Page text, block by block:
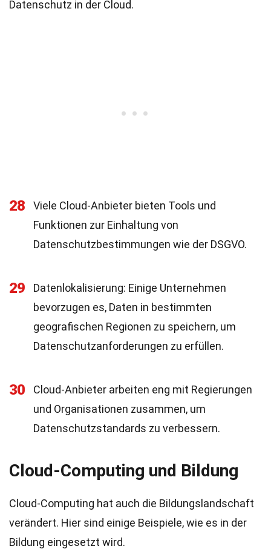
Datenschutz in der Cloud.
28
Viele Cloud-Anbieter bieten Tools und
Funktionen zur Einhaltung von
Datenschutzbestimmungen wie der DSGVO.
29
Datenlokalisierung: Einige Unternehmen
bevorzugen es, Daten in bestimmten
geografischen Regionen zu speichern, um
Datenschutzanforderungen zu erfüllen.
30
Cloud-Anbieter arbeiten eng mit Regierungen
und Organisationen zusammen, um
Datenschutzstandards zu verbessern.
Cloud-Computing und Bildung
Cloud-Computing hat auch die Bildungslandschaft
verändert. Hier sind einige Beispiele, wie es in der
Bildung eingesetzt wird.